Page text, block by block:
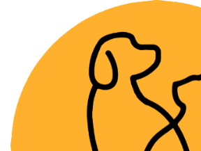
Despacho GRATIS por
$89.990(Válido desde
Lagos)
Alimentos y Snacks
Hueso Deli-Dog Snack Dental